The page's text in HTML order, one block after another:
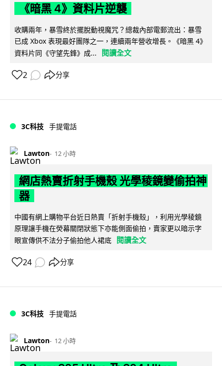
《暗黑 4》資料片逆襲
收購兩年，暴雪終於擺脫動視魔咒？總裁內部電郵流出：暴雪
已成 Xbox 表現最好團隊之一，連續兩年營收增長。《暗黑 4》
資料片同《守望先鋒》成...
閱讀全文
2 分享
3C科技 手提電話
Lawton 12 小時
網店熱賣折射手機殼 光學稜鏡變偷拍神
器
中國有網上購物平台近日熱賣「折射手機殼」，利用光學稜鏡
原理讓手機在熒幕關閉狀態下亦能側面偷拍，賣家更以暗示字
眼宣傳供不法分子偷拍他人裙底 閱讀全文
24 分享
3C科技 手提電話
Lawton 12 小時